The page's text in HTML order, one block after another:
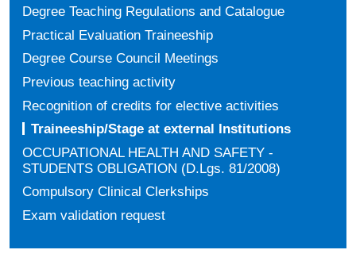
Degree Teaching Regulations and Catalogue
Practical Evaluation Traineeship
Degree Course Council Meetings
Previous teaching activity
Recognition of credits for elective activities
Traineeship/Stage at external Institutions
OCCUPATIONAL HEALTH AND SAFETY -
STUDENTS OBLIGATION (D.Lgs. 81/2008)
Compulsory Clinical Clerkships
Exam validation request